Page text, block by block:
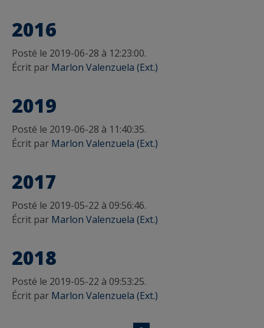
2016
Posté le 2019-06-28 à 12:23:00.
Écrit par Marlon Valenzuela (Ext.)
2019
Posté le 2019-06-28 à 11:40:35.
Écrit par Marlon Valenzuela (Ext.)
2017
Posté le 2019-05-22 à 09:56:46.
Écrit par Marlon Valenzuela (Ext.)
2018
Posté le 2019-05-22 à 09:53:25.
Écrit par Marlon Valenzuela (Ext.)